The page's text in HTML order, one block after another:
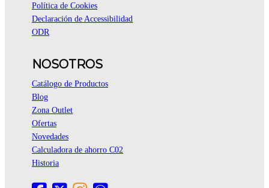
Política de Cookies
Declaración de Accessibilidad
ODR
NOSOTROS
Catálogo de Productos
Blog
Zona Outlet
Ofertas
Novedades
Calculadora de ahorro C02
Historia